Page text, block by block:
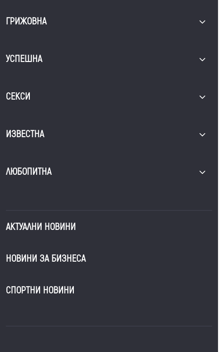
ГРИЖОВНА
УСПЕШНА
СЕКСИ
ИЗВЕСТНА
ЛЮБОПИТНА
АКТУАЛНИ НОВИНИ
НОВИНИ ЗА БИЗНЕСА
СПОРТНИ НОВИНИ